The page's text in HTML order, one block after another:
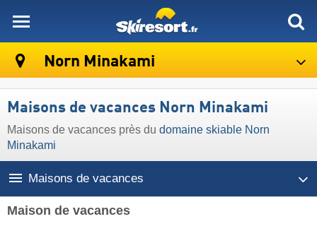
Norn Minakami
Maisons de vacances Norn Minakami
Maisons de vacances près du domaine skiable Norn
Minakami
Maisons de vacances
Maison de vacances